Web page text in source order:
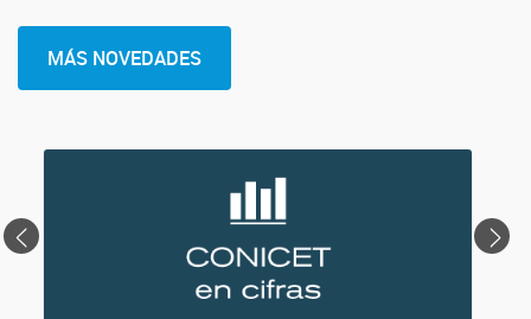
MÁS NOVEDADES
< >